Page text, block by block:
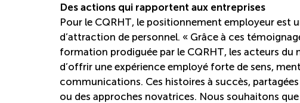
Des actions qui rapportent aux entreprises
Pour le CQRHT, le positionnement employeur est
d’attraction de personnel. « Grâce à ces
formation prodiguée par le CQRHT, les acteurs
d’offrir une expérience employé forte de sens,
communications. Ces histoires à succès,
ou des approches novatrices. Nous souhaitons